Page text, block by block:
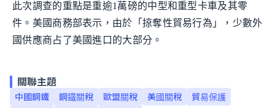
此次調查的重點是重逾1萬磅的中型和重型卡車及其零
件。美國商務部表示，由於「掠奪性貿易行為」，少數外
國供應商占了美國進口的大部分。
關聯主題
中國鋼鐵 鋼鐵關稅 歐盟關稅 美國關稅
貿易保護